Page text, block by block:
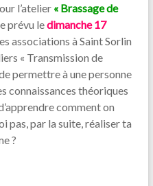
l’atelier « Brassage de
prévu ledimanche 17
associations à Saint Sorlin
« Transmission de
permettre à une personne
connaissances théoriques
comment on
pas, par la suite, réaliser ta
?